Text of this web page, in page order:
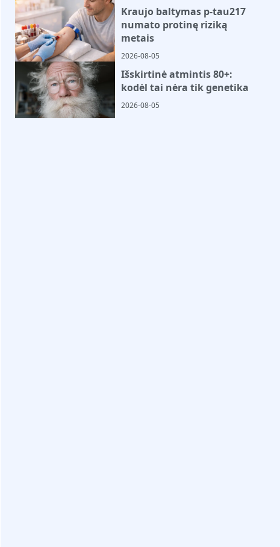
Kraujo baltymas p-tau217
numato protinę riziką
metais
2026-08-05
Išskirtinė atmintis 80+:
kodėl tai nėra tik genetika
2026-08-05